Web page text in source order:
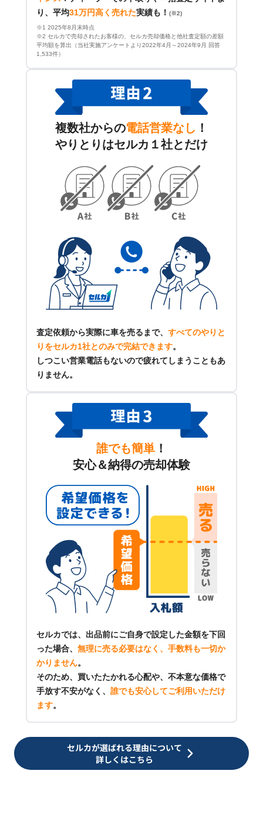
り、平均31万円高く売れた実績も！ (※2)
※1 2025年8月末時点
※2 セルカで売却されたお客様の、セルカ売却価格と他社査定額の差額
平均額を算出（当社実施アンケートより2022年4月～2024年9月 回答
1,533件）
複数社からの電話営業なし ！
やりとりはセルカ１社とだけ
査定依頼から実際に車を売るまで、 すべてのやりと
りをセルカ1社とのみで完結できます。
しつこい営業電話もないので疲れてしまうこともあ
りません。
誰でも簡単 ！
安心＆納得の売却体験
セルカでは、出品前にご自身で設定した金額を下回
った場合、 無理に売る必要はなく、手数料も一切か
かりません。
そのため、買いたたかれる心配や、不本意な価格で
手放す不安がなく、 誰でも安心してご利用いただけ
ます。
セルカが選ばれる理由について
詳しくはこちら